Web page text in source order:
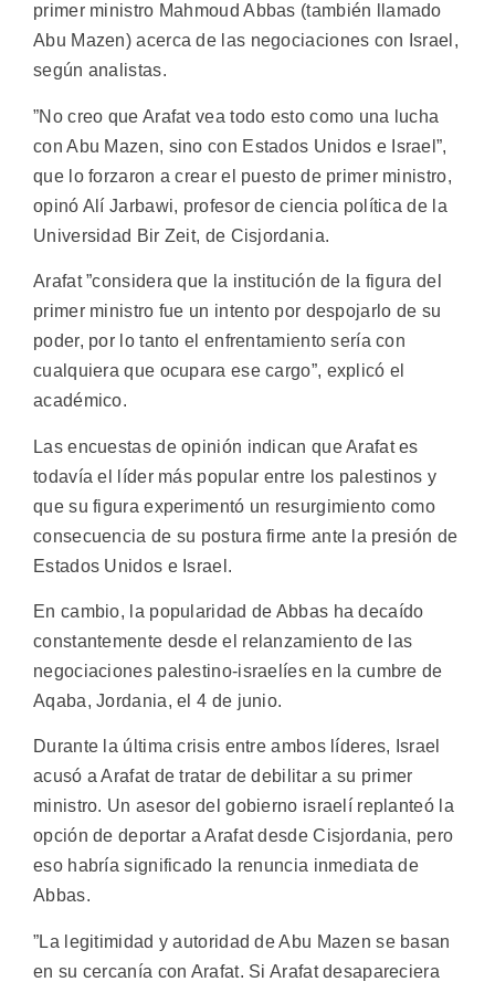
primer ministro Mahmoud Abbas (también llamado
Abu Mazen) acerca de las negociaciones con Israel,
según analistas.
”No creo que Arafat vea todo esto como una lucha
con Abu Mazen, sino con Estados Unidos e Israel”,
que lo forzaron a crear el puesto de primer ministro,
opinó Alí Jarbawi, profesor de ciencia política de la
Universidad Bir Zeit, de Cisjordania.
Arafat ”considera que la institución de la figura del
primer ministro fue un intento por despojarlo de su
poder, por lo tanto el enfrentamiento sería con
cualquiera que ocupara ese cargo”, explicó el
académico.
Las encuestas de opinión indican que Arafat es
todavía el líder más popular entre los palestinos y
que su figura experimentó un resurgimiento como
consecuencia de su postura firme ante la presión de
Estados Unidos e Israel.
En cambio, la popularidad de Abbas ha decaído
constantemente desde el relanzamiento de las
negociaciones palestino-israelíes en la cumbre de
Aqaba, Jordania, el 4 de junio.
Durante la última crisis entre ambos líderes, Israel
acusó a Arafat de tratar de debilitar a su primer
ministro. Un asesor del gobierno israelí replanteó la
opción de deportar a Arafat desde Cisjordania, pero
eso habría significado la renuncia inmediata de
Abbas.
”La legitimidad y autoridad de Abu Mazen se basan
en su cercanía con Arafat. Si Arafat desapareciera